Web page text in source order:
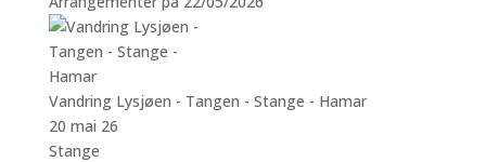
Vandring Lysjøen - Tangen - Stange - Hamar
20 mai 26
Stange